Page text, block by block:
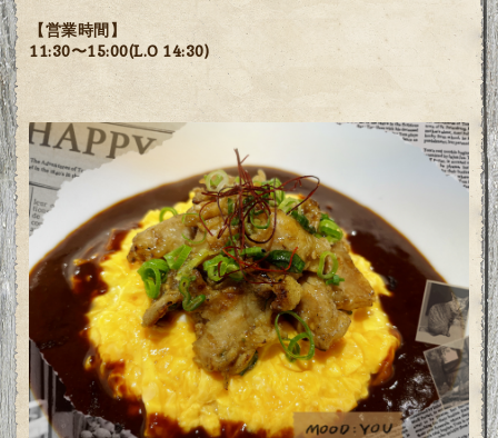
【営業時間】
11:30〜15:00(L.O 14:30)